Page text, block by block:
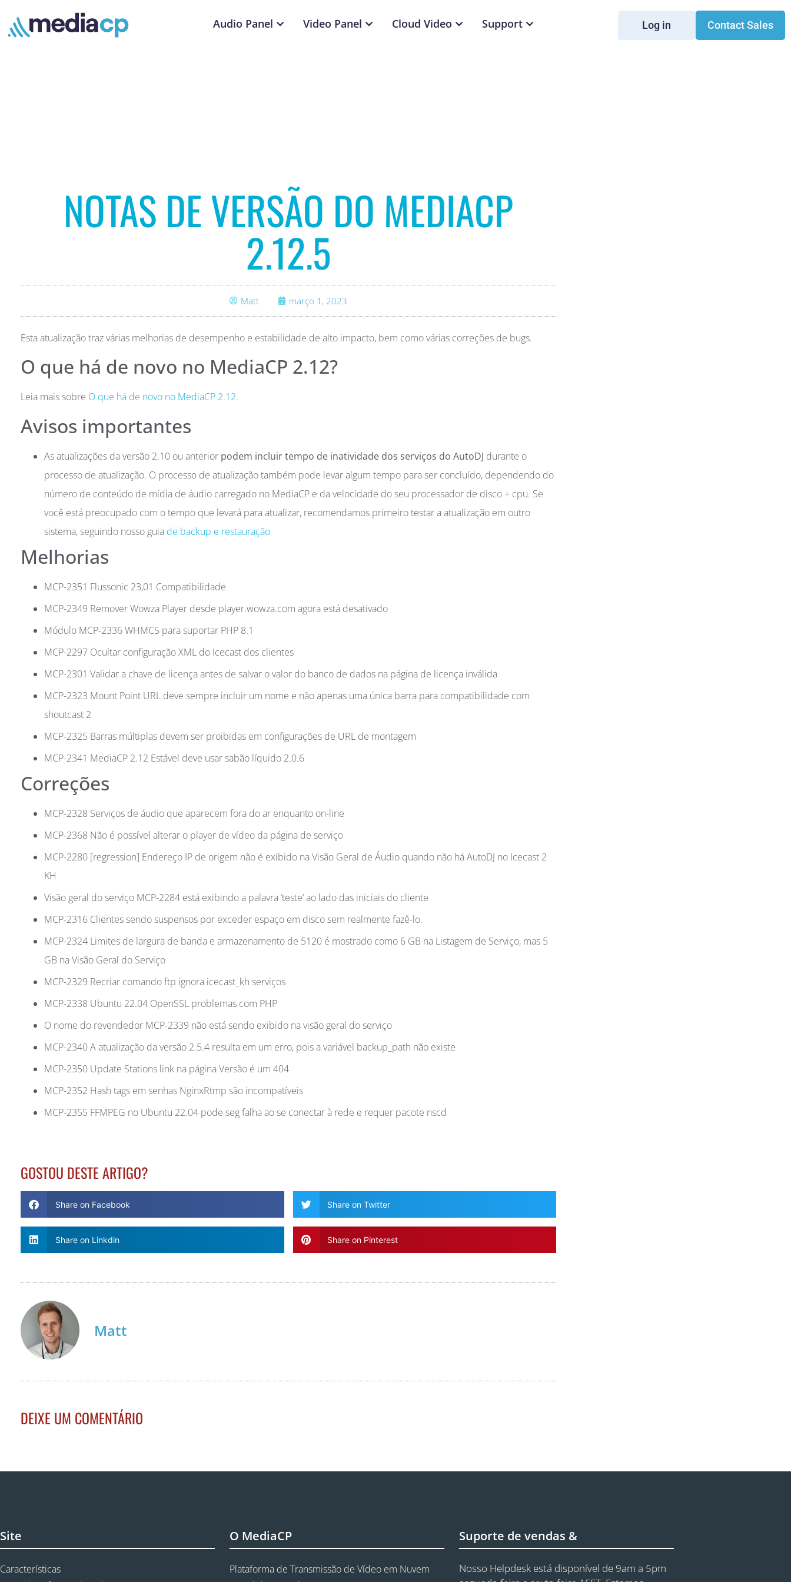
Audio Panel Video Panel Cloud Video Support Log in Contact Sales
NOTAS DE VERSÃO DO MEDIACP
2.12.5
Matt março 1, 2023
Esta atualização traz várias melhorias de desempenho e estabilidade de alto impacto, bem como várias correções de bugs.
O que há de novo no MediaCP 2.12?
Leia mais sobre O que há de novo no MediaCP 2.12.
Avisos importantes
As atualizações da versão 2.10 ou anterior podem incluir tempo de inatividade dos serviços do AutoDJ durante o
processo de atualização. O processo de atualização também pode levar algum tempo para ser concluído, dependendo do
número de conteúdo de mídia de áudio carregado no MediaCP e da velocidade do seu processador de disco + cpu. Se
você está preocupado com o tempo que levará para atualizar, recomendamos primeiro testar a atualização em outro
sistema, seguindo nosso guia de backup e restauração
Melhorias
MCP-2351 Flussonic 23,01 Compatibilidade
MCP-2349 Remover Wowza Player desde player.wowza.com agora está desativado
Módulo MCP-2336 WHMCS para suportar PHP 8.1
MCP-2297 Ocultar configuração XML do Icecast dos clientes
MCP-2301 Validar a chave de licença antes de salvar o valor do banco de dados na página de licença inválida
MCP-2323 Mount Point URL deve sempre incluir um nome e não apenas uma única barra para compatibilidade com
shoutcast 2
MCP-2325 Barras múltiplas devem ser proibidas em configurações de URL de montagem
MCP-2341 MediaCP 2.12 Estável deve usar sabão líquido 2.0.6
Correções
MCP-2328 Serviços de áudio que aparecem fora do ar enquanto on-line
MCP-2368 Não é possível alterar o player de vídeo da página de serviço
MCP-2280 [regression] Endereço IP de origem não é exibido na Visão Geral de Áudio quando não há AutoDJ no Icecast 2
KH
Visão geral do serviço MCP-2284 está exibindo a palavra ‘teste’ ao lado das iniciais do cliente
MCP-2316 Clientes sendo suspensos por exceder espaço em disco sem realmente fazê-lo.
MCP-2324 Limites de largura de banda e armazenamento de 5120 é mostrado como 6 GB na Listagem de Serviço, mas 5
GB na Visão Geral do Serviço
MCP-2329 Recriar comando ftp ignora icecast_kh serviços
MCP-2338 Ubuntu 22.04 OpenSSL problemas com PHP
O nome do revendedor MCP-2339 não está sendo exibido na visão geral do serviço
MCP-2340 A atualização da versão 2.5.4 resulta em um erro, pois a variável backup_path não existe
MCP-2350 Update Stations link na página Versão é um 404
MCP-2352 Hash tags em senhas NginxRtmp são incompatíveis
MCP-2355 FFMPEG no Ubuntu 22.04 pode seg falha ao se conectar à rede e requer pacote nscd
GOSTOU DESTE ARTIGO?
Share on Facebook Share on Twitter
Share on Linkdin Share on Pinterest
Matt
DEIXE UM COMENTÁRIO
Site
Características
O MediaCP
Plataforma de Transmissão de Vídeo em Nuvem
Suporte de vendas &
Nosso Helpdesk está disponível de 9am a 5pm